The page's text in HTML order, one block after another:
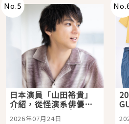
No.5
日本演員「山田裕貴」
介紹，從怪演系俳優走
向國民級日劇主角
2026年07月24日
No.